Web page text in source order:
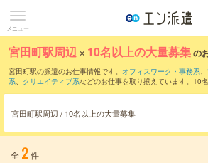
メニュー
宮田町駅周辺 × 10名以上の大量募集の
宮田町駅の派遣のお仕事情報です。 オフィスワーク・事務系、
系、 クリエイティブ系などのお仕事を取り揃えています。10
宮田町駅周辺 / 10名以上の大量募集
全 2件